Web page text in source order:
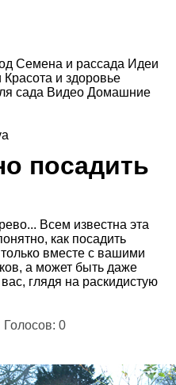
Семена и рассада Идеи
Красота и здоровье
сада Видео Домашние
посадить
Всем известна эта
как посадить
вместе с вашими
а может быть даже
глядя на раскидистую
Голосов: 0